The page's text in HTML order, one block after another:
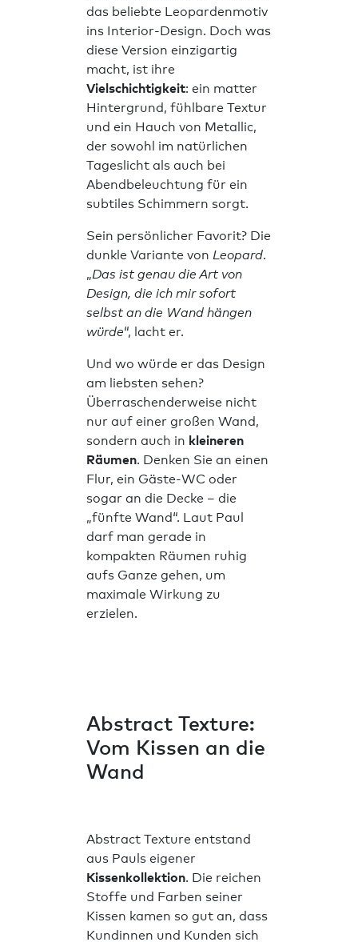
das beliebte Leopardenmotiv
ins Interior-Design. Doch was
diese Version einzigartig
macht, ist ihre
Vielschichtigkeit: ein matter
Hintergrund, fühlbare Textur
und ein Hauch von Metallic,
der sowohl im natürlichen
Tageslicht als auch bei
Abendbeleuchtung für ein
subtiles Schimmern sorgt.
Sein persönlicher Favorit? Die
dunkle Variante von Leopard.
„Das ist genau die Art von
Design, die ich mir sofort
selbst an die Wand hängen
würde“, lacht er.
Und wo würde er das Design
am liebsten sehen?
Überraschenderweise nicht
nur auf einer großen Wand,
sondern auch in kleineren
Räumen. Denken Sie an einen
Flur, ein Gäste-WC oder
sogar an die Decke – die
„fünfte Wand“. Laut Paul
darf man gerade in
kompakten Räumen ruhig
aufs Ganze gehen, um
maximale Wirkung zu
erzielen.
Abstract Texture:
Vom Kissen an die
Wand
Abstract Texture entstand
aus Pauls eigener
Kissenkollektion. Die reichen
Stoffe und Farben seiner
Kissen kamen so gut an, dass
Kundinnen und Kunden sich